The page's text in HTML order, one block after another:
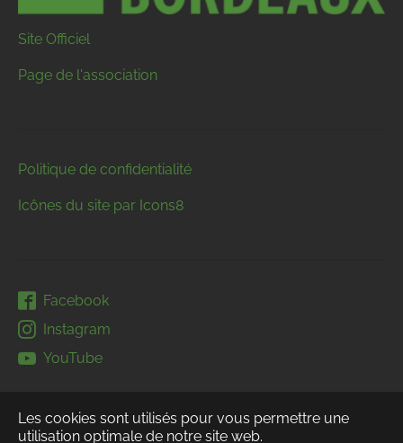
Les cookies sont utilisés pour vous permettre une
utilisation optimale de notre site web.
Site Officiel
Page de l'association
Politique de confidentialité
Icônes du site par Icons8
Facebook
Instagram
YouTube